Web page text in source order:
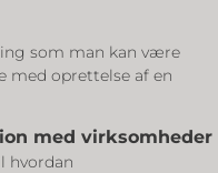
som man kan være
med oprettelse af en
med virksomheder
hvordan